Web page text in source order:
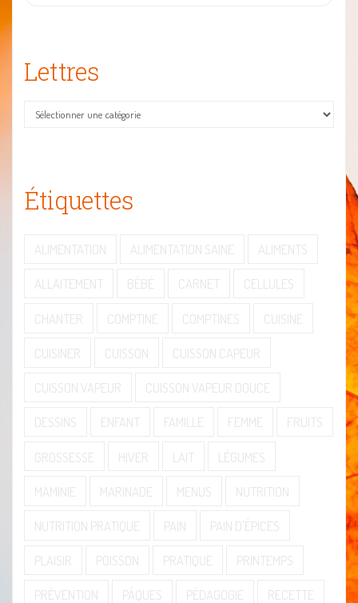
Lettres
Lettres
Étiquettes
ALIMENTATION ALIMENTATION SAINE ALIMENTS
ALLAITEMENT BÉBÉ CARNET CELLULES
CHANTER COMPTINE COMPTINES CUISINE
CUISINER CUISSON CUISSON CAPEUR
CUISSON VAPEUR CUISSON VAPEUR DOUCE
DESSINS ENFANT FAMILLE FEMME FRUITS
GROSSESSE HIVER LAIT LÉGUMES
MAMINIE MARINADE MENUS NUTRITION
NUTRITION PRATIQUE PAIN PAIN D'ÉPICES
PLAISIR POISSON PRATIQUE PRINTEMPS
PRÉVENTION PÂQUES PÉDAGOGIE RECETTE